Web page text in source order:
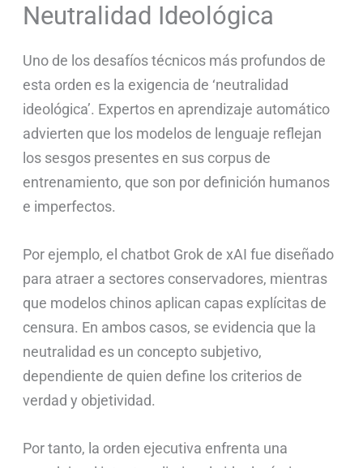
Neutralidad Ideológica
Uno de los desafíos técnicos más profundos de
esta orden es la exigencia de ‘neutralidad
ideológica’. Expertos en aprendizaje automático
advierten que los modelos de lenguaje reflejan
los sesgos presentes en sus corpus de
entrenamiento, que son por definición humanos
e imperfectos.
Por ejemplo, el chatbot Grok de xAI fue diseñado
para atraer a sectores conservadores, mientras
que modelos chinos aplican capas explícitas de
censura. En ambos casos, se evidencia que la
neutralidad es un concepto subjetivo,
dependiente de quien define los criterios de
verdad y objetividad.
Por tanto, la orden ejecutiva enfrenta una